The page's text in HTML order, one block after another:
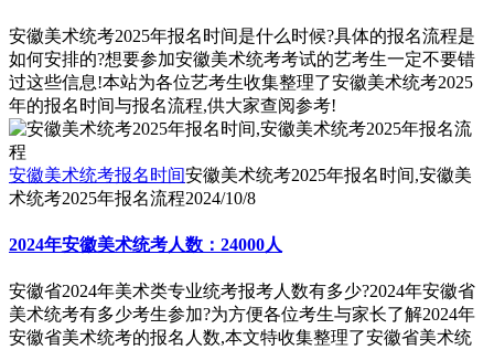
安徽美术统考2025年报名时间是什么时候?具体的报名流程是
如何安排的?想要参加安徽美术统考考试的艺考生一定不要错
过这些信息!本站为各位艺考生收集整理了安徽美术统考2025
年的报名时间与报名流程,供大家查阅参考!
安徽美术统考报名时间安徽美术统考2025年报名时间,安徽美
术统考2025年报名流程2024/10/8
2024年安徽美术统考人数：24000人
安徽省2024年美术类专业统考报考人数有多少?2024年安徽省
美术统考有多少考生参加?为方便各位考生与家长了解2024年
安徽省美术统考的报名人数,本文特收集整理了安徽省美术统